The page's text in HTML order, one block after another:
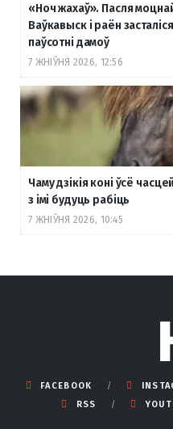
«Ноч жахаў». Пасля
Ваўкавыск і раён
паўсотні дамоў
7 ЖНІЎНЯ 2026, 12:56
Чаму дзікія коні ўсё
з імі будуць рабіць
7 ЖНІЎНЯ 2026, 10:45
FACEBOOK
RSS